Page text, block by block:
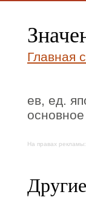
Главная
ев, ед.
На правах рекламы: